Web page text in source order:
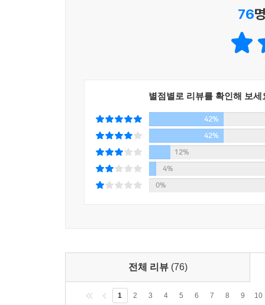
76
별점별로 리뷰를 확인해 보세
42%
42%
12%
4%
0%
전체 리뷰 (76)
1 2 3 4 5 6 7 8 9 10